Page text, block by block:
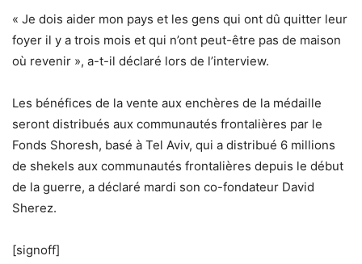
« Je dois aider mon pays et les gens qui ont dû quitter leur
foyer il y a trois mois et qui n’ont peut-être pas de maison
où revenir », a-t-il déclaré lors de l’interview.
Les bénéfices de la vente aux enchères de la médaille
seront distribués aux communautés frontalières par le
Fonds Shoresh, basé à Tel Aviv, qui a distribué 6 millions
de shekels aux communautés frontalières depuis le début
de la guerre, a déclaré mardi son co-fondateur David
Sherez.
[signoff]